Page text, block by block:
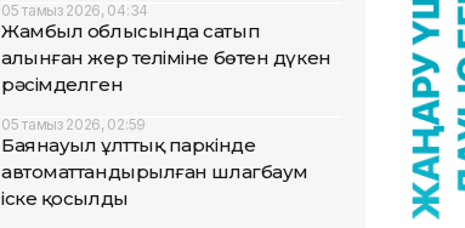
05 тамыз 2026, 04:34
Жамбыл облысында сатып
алынған жер теліміне бөтен дүкен
рәсімделген
05 тамыз 2026, 02:59
Баянауыл ұлттық паркінде
автоматтандырылған шлагбаум
іске қосылды